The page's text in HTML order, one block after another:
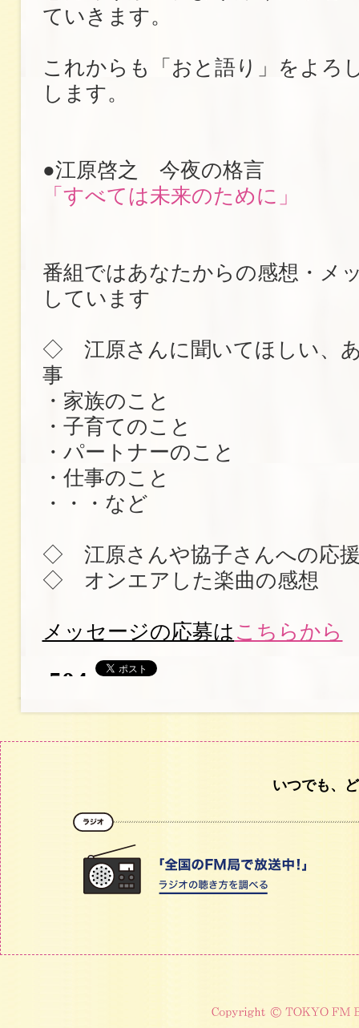
ていきます。
これからも「おと語り」をよろ
します。
●江原啓之 今夜の格言
「すべては未来のために」
番組ではあなたからの感想・メ
しています
◇ 江原さんに聞いてほしい、
事
・家族のこと
・子育てのこと
・パートナーのこと
・仕事のこと
・・・など
◇ 江原さんや協子さんへの応
◇ オンエアした楽曲の感想
メッセージの応募は こちらから
いつでも、